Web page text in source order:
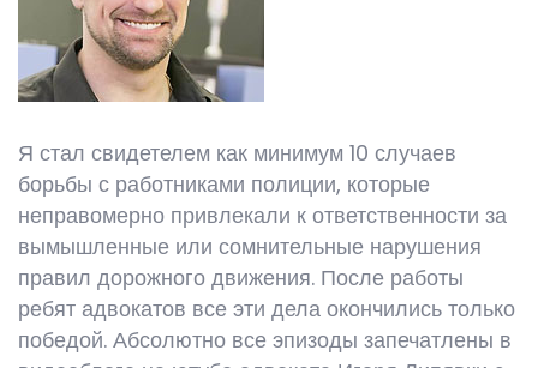
Я стал свидетелем как минимум 10 случаев
борьбы с работниками полиции, которые
неправомерно привлекали к ответственности за
вымышленные или сомнительные нарушения
правил дорожного движения. После работы
ребят адвокатов все эти дела окончились только
победой. Абсолютно все эпизоды запечатлены в